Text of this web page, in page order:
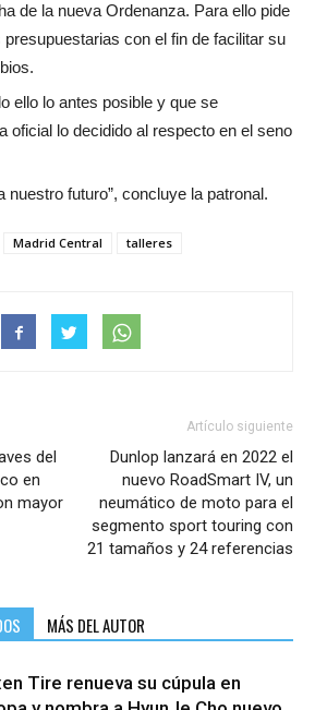
de la nueva Ordenanza. Para ello pide
con el fin de facilitar su
ello lo antes posible y que se
oficial lo decidido al respecto en el seno
nuestro futuro”, concluye la patronal.
Madrid Central talleres
del
en
mayor
Artículo siguiente
Dunlop lanzará en 2022 el
nuevo RoadSmart IV, un
neumático de moto para el
segmento sport touring con
21 tamaños y 24 referencias
MÁS DEL AUTOR
Tire renueva su cúpula en